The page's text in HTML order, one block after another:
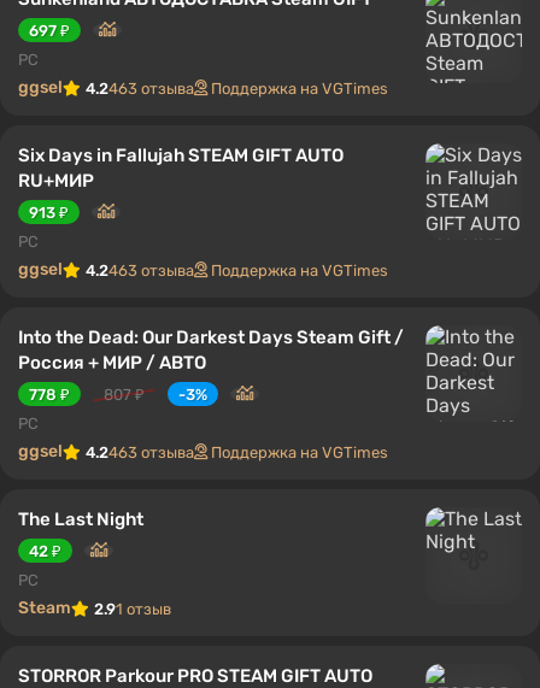
697 ₽
PC
ggsel 4.2463 отзыва Поддержка на VGTimes
Six Days in Fallujah STEAM GIFT AUTO
RU+МИР
913 ₽
PC
ggsel 4.2463 отзыва Поддержка на VGTimes
Into the Dead: Our Darkest Days Steam Gift /
Россия + МИР / АВТО
778 ₽ 807 ₽
-3%
PC
ggsel 4.2463 отзыва Поддержка на VGTimes
The Last Night
42 ₽
PC
Steam 2.91 отзыв
STORROR Parkour PRO STEAM GIFT AUTO